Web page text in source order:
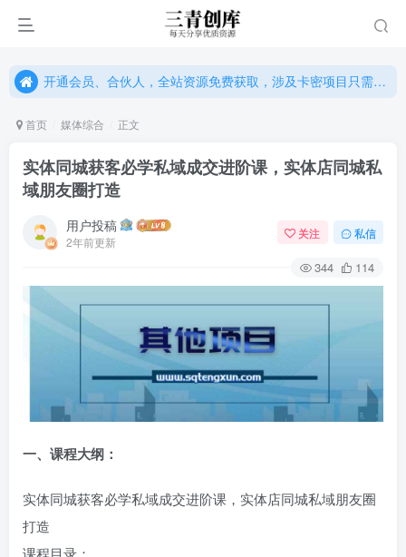
开通会员、合伙人，全站资源免费获取，涉及卡密项目只需单独购卡密（位置：网站右下悬浮按钮）
开通会员、合伙人，全站资源免费获取，涉及卡密项目只需单独购卡密（位置：网站右下悬浮按钮）
首页 媒体综合 正文
实体同城获客必学私域成交进阶课，实体店同城私
域朋友圈打造
用户投稿
2年前更新
关注 私信
344 114
一、课程大纲：
实体同城获客必学私域成交进阶课，实体店同城私域朋友圈
打造
课程目录：